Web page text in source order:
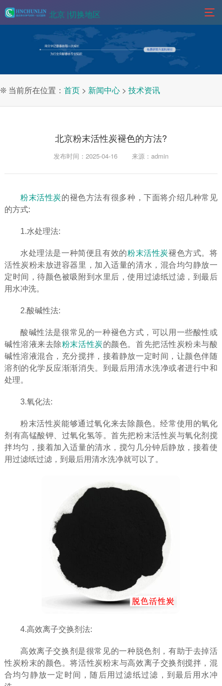
北京 |切换地区
❊ 当前所在位置： 首页 > 新闻中心 > 技术资讯
北京粉末活性炭褪色的方法?
发布时间：2025-04-16 来源：admin
粉末活性炭的褪色方法有很多种，下面将介绍几种常见
的方式:
1.水处理法:
水处理法是一种简便且有效的粉末活性炭褪色方式。将
活性炭粉未放进容器里，加入适量的清水，混合均匀静放一
定时间，待颜色被吸附到水里后，使用过滤纸过滤，到最后
用水冲洗。
2.酸碱性法:
酸碱性法是很常见的一种褪色方式，可以用一些酸性或
碱性溶液来去除粉末活性炭的颜色。首先把活性炭粉未与酸
碱性溶液混合，充分搅拌，接着静放一定时间，让颜色伴随
溶剂的化学反应渐渐消失。到最后用清水洗净或者进行中和
处理。
3.氧化法:
粉末活性炭能够通过氧化来去除颜色。经常使用的氧化
剂有高锰酸钾、过氧化氢等。首先把粉末活性炭与氧化剂搅
拌均匀，接着加入适量的清水，搅匀几分钟后静放，接着使
用过滤纸过滤，到最后用清水洗净就可以了。
4.高效离子交换剂法:
高效离子交换剂是很常见的一种脱色剂，有助于去掉活
性炭粉末的颜色。将活性炭粉末与高效离子交换剂搅拌，混
合均匀静放一定时间，随后用过滤纸过滤，到最后用水冲